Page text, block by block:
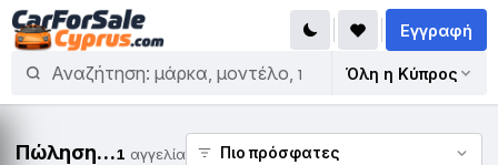
Όλη η Κύπρος
Εγγραφή
Πώληση Bentley Bentley Continental1 αγγελία